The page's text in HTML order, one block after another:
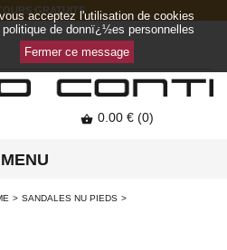
GRATUITS
 0.00 € (0)
MENU
SANDALES NU PIEDS
acceptez l'utilisation de cookies
de donnï¿½es personnelles
Fermer ce message